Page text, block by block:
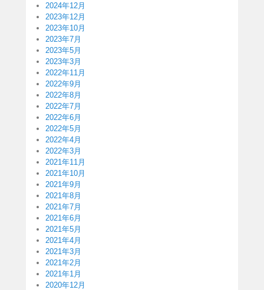
2024年12月
2023年12月
2023年10月
2023年7月
2023年5月
2023年3月
2022年11月
2022年9月
2022年8月
2022年7月
2022年6月
2022年5月
2022年4月
2022年3月
2021年11月
2021年10月
2021年9月
2021年8月
2021年7月
2021年6月
2021年5月
2021年4月
2021年3月
2021年2月
2021年1月
2020年12月